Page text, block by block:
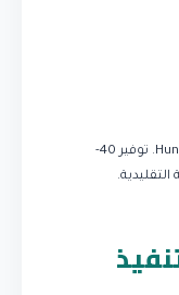
نصمم شبكة الري ببرنامج Hunter Hydrawise. توفير 40-